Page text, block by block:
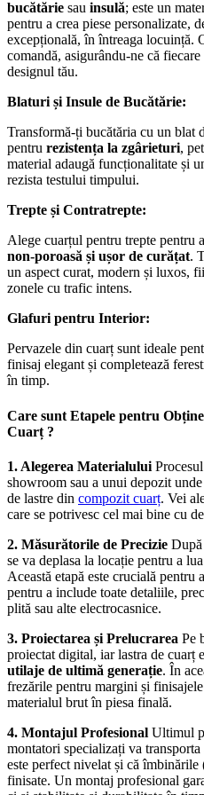
bucătărie sau insulă; este un
pentru a crea piese personalizate,
excepțională, în întreaga locuință.
comandă, asigurându-ne că
designul tău.
Blaturi și Insule de Bucătărie:
Transformă-ți bucătăria cu un blat
pentru rezistența la zgârieturi,
material adaugă funcționalitate și
rezista testului timpului.
Trepte și Contratrepte:
Alege cuarțul pentru trepte pentru
non-poroasă și ușor de curățat.
un aspect curat, modern și luxos,
zonele cu trafic intens.
Glafuri pentru Interior:
Pervazele din cuarț sunt ideale
finisaj elegant și completează
în timp.
Care sunt Etapele pentru
Cuarț ?
1. Alegerea Materialului
showroom sau a unui depozit
de lastre din compozit cuarț. Vei
care se potrivesc cel mai bine cu
2. Măsurătorile de Precizie După
se va deplasa la locație pentru a lua
Această etapă este crucială pentru
pentru a include toate detaliile,
plită sau alte electrocasnice.
3. Proiectarea și Prelucrarea Pe
proiectat digital, iar lastra de cuarț
utilaje de ultimă generație. În
frezările pentru margini și
materialul brut în piesa finală.
4. Montajul Profesional Ultimul
montatori specializați va
este perfect nivelat și că îmbinările
finisate. Un montaj profesional